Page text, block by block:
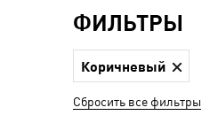
ФИЛЬТРЫ
Коричневый
Сбросить все фильтры